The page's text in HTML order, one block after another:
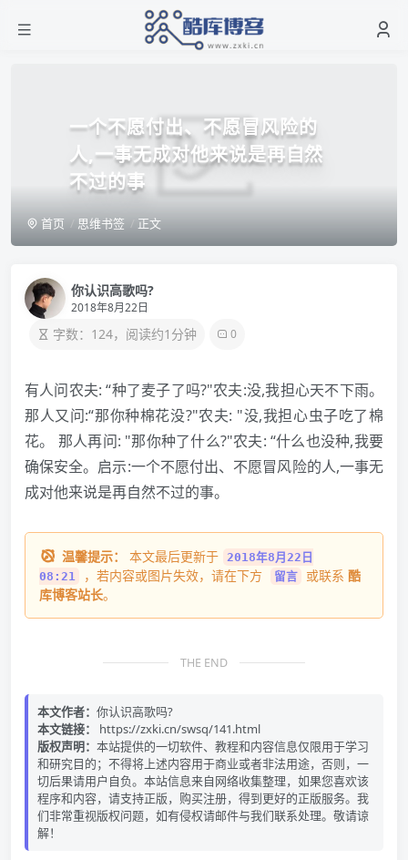
一个不愿付出、不愿冒风险的
人,一事无成对他来说是再自然
不过的事
首页 思维书签 正文
你认识高歌吗?
2018年8月22日
字数：124，阅读约1分钟 0
有人问农夫: “种了麦子了吗?"农夫:没,我担心天不下雨。
那人又问:“那你种棉花没?"农夫: "没,我担心虫子吃了棉
花。 那人再问: "那你种了什么?"农夫: “什么也没种,我要
确保安全。启示:一个不愿付出、不愿冒风险的人,一事无
成对他来说是再自然不过的事。
温馨提示： 本文最后更新于
2018年8月22日
08:21
，若内容或图片失效，请在下方 留言 或联系 酷
库博客站长。
THE END
本文作者： 你认识高歌吗?
本文链接：
https://zxki.cn/swsq/141.html
版权声明： 本站提供的一切软件、教程和内容信息仅限用于学习
和研究目的；不得将上述内容用于商业或者非法用途，否则，一
切后果请用户自负。本站信息来自网络收集整理，如果您喜欢该
程序和内容，请支持正版，购买注册，得到更好的正版服务。我
们非常重视版权问题，如有侵权请邮件与我们联系处理。敬请谅
解！